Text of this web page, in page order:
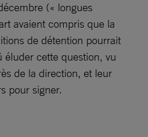
(« longues
avaient compris que la
de détention pourrait
éluder cette question, vu
de la direction, et leur
pour signer.